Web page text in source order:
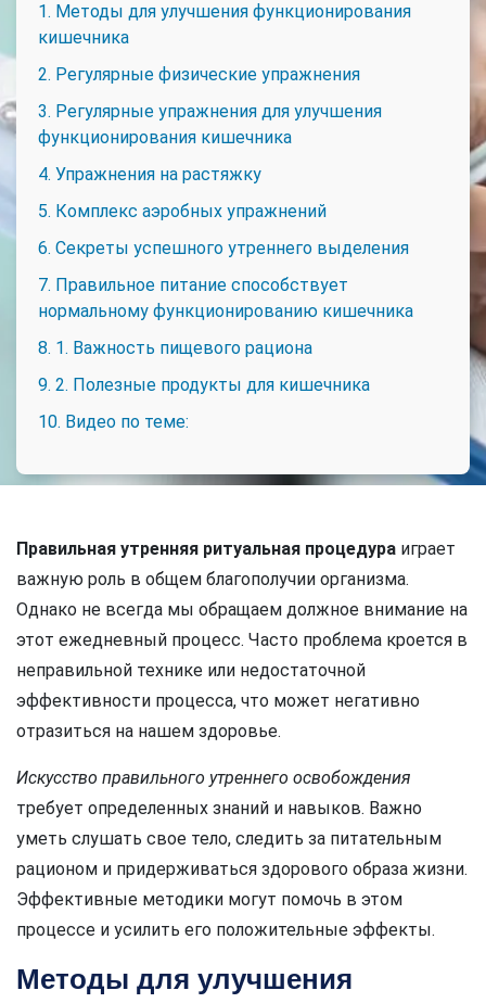
1. Методы для улучшения функционирования
кишечника
2. Регулярные физические упражнения
3. Регулярные упражнения для улучшения
функционирования кишечника
4. Упражнения на растяжку
5. Комплекс аэробных упражнений
6. Секреты успешного утреннего выделения
7. Правильное питание способствует
нормальному функционированию кишечника
8. 1. Важность пищевого рациона
9. 2. Полезные продукты для кишечника
10. Видео по теме:
Правильная утренняя ритуальная процедура играет
важную роль в общем благополучии организма.
Однако не всегда мы обращаем должное внимание на
этот ежедневный процесс. Часто проблема кроется в
неправильной технике или недостаточной
эффективности процесса, что может негативно
отразиться на нашем здоровье.
Искусство правильного утреннего освобождения
требует определенных знаний и навыков. Важно
уметь слушать свое тело, следить за питательным
рационом и придерживаться здорового образа жизни.
Эффективные методики могут помочь в этом
процессе и усилить его положительные эффекты.
Методы для улучшения